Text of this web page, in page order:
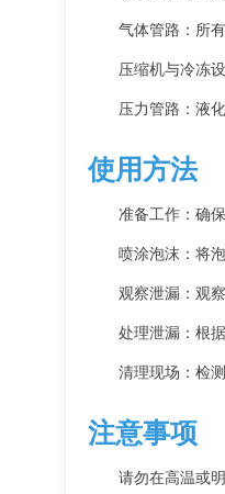
气体管路：所
压缩机与冷冻
压力管路：液
使用方法
准备工作：确
喷涂泡沫：将
观察泄漏：观
处理泄漏：根
清理现场：检
注意事项
请勿在高温或